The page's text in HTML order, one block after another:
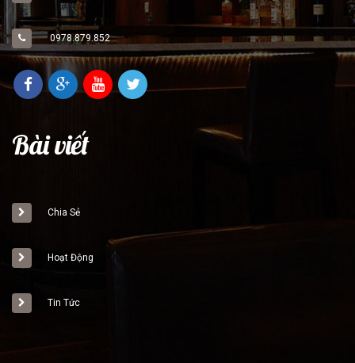
0978.879.852
Bài viết
Chia Sẻ
Hoạt Động
Tin Tức